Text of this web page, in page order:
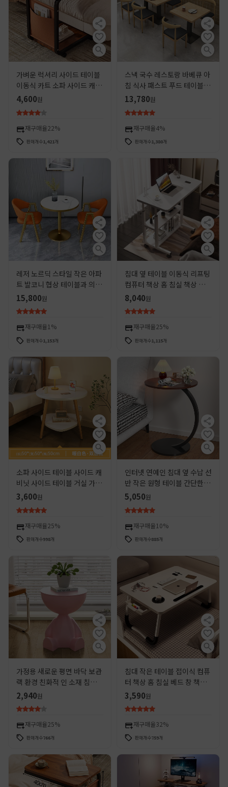
가벼운 럭셔리 사이드 테이블
이동식 카트 소파 사이드 캐비
닛 간단한 현대 거실 커피 테이
블 보관 랙 미니 침대 옆 테이
블
4,600원
재구매율22%
판매개수1,421개
스낵 국수 레스토랑 바베큐 아
침 식사 패스트 푸드 테이블과
의자 조합 우유 차 디저트 레스
토랑 테이블 상업 경제
13,780원
재구매율4%
판매개수1,380개
레저 노르딕 스타일 작은 아파
트 발코니 협상 테이블과 의자
조합 간단한 회의 손님 판매 사
무실 작은 라운드 테이블 우유
차 리셉션
15,800원
재구매율 1%
판매개수1,153개
침대 옆 테이블 이동식 리프팅
컴퓨터 책상 홈 침실 책상 간단
한 학생 기숙사 침대 작은 학습
테이블
8,040원
재구매율25%
판매개수1,115개
소파 사이드 테이블 사이드 캐
비닛 사이드 테이블 거실 가정
용 차 테이블 저장 랙 침대 옆
침대 옆 미니 발코니 작은 커피
테이블 테이블
3,600원
재구매율25%
판매개수998개
인터넷 연예인 침대 옆 수납 선
반 작은 원형 테이블 간단한 가
정용 소파 사이드 테이블 커피
테이블 침대 옆 테이블 현대적
인 간단한 침실
5,050원
재구매율 10%
판매개수885개
가정용 새로운 평면 바닥 보관
랙 환경 친화적 인 소재 침대
옆 사물함 실내 거실 커피 테이
블 보관 사이드 테이블
2,940원
재구매율25%
판매개수766개
침대 작은 테이블 접이식 컴퓨
터 책상 홈 침실 베드 창 책상
기숙사 학생 기숙사 게으른 학
습 테이블
3,590원
재구매율32%
판매개수759개